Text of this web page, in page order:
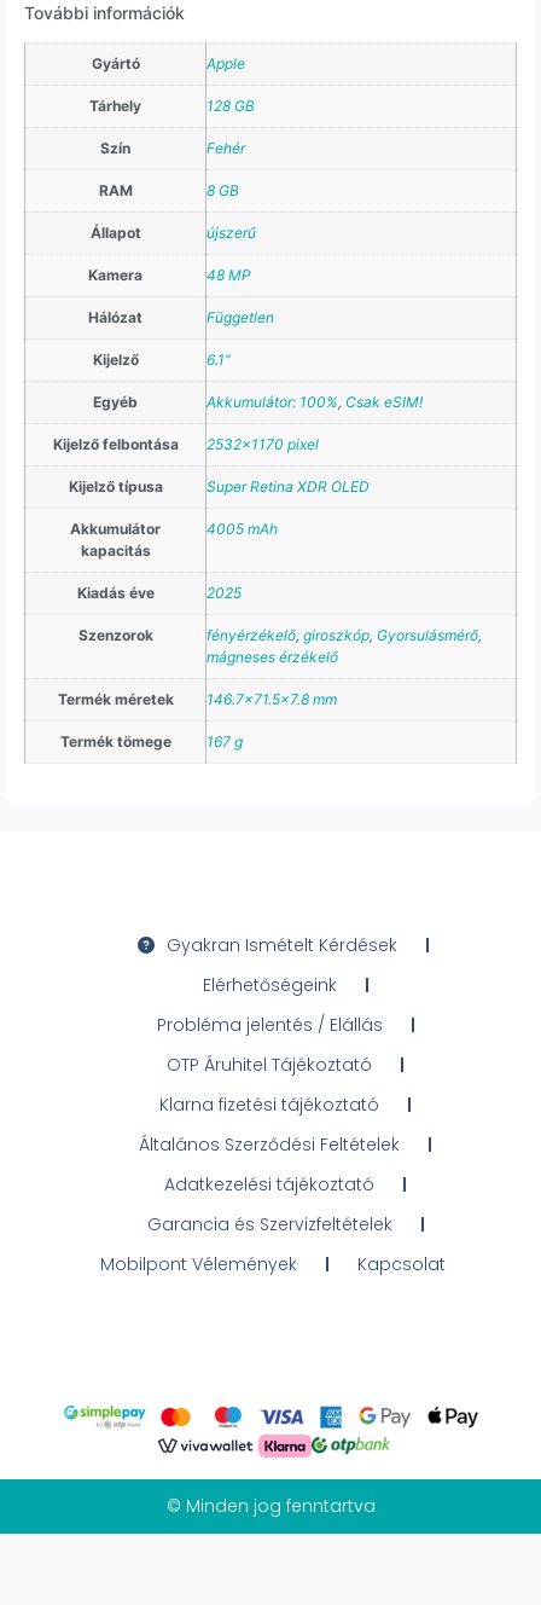
További információk
Gyártó Apple
Tárhely 128 GB
Szín Fehér
RAM 8 GB
Állapot újszerű
Kamera 48 MP
Hálózat Független
Kijelző 6.1"
Egyéb Akkumulátor: 100%, Csak eSIM!
Kijelző felbontása 2532×1170 pixel
Kijelző típusa Super Retina XDR OLED
Akkumulátor
kapacitás
4005 mAh
Kiadás éve 2025
Szenzorok fényérzékelő, giroszkóp, Gyorsulásmérő,
mágneses érzékelő
Termék méretek 146.7×71.5×7.8 mm
Termék tömege 167 g
Gyakran Ismételt Kérdések
Elérhetőségeink
Probléma jelentés / Elállás
OTP Áruhitel Tájékoztató
Klarna fizetési tájékoztató
Általános Szerződési Feltételek
Adatkezelési tájékoztató
Garancia és Szervizfeltételek
Mobilpont Vélemények
Kapcsolat
© Minden jog fenntartva